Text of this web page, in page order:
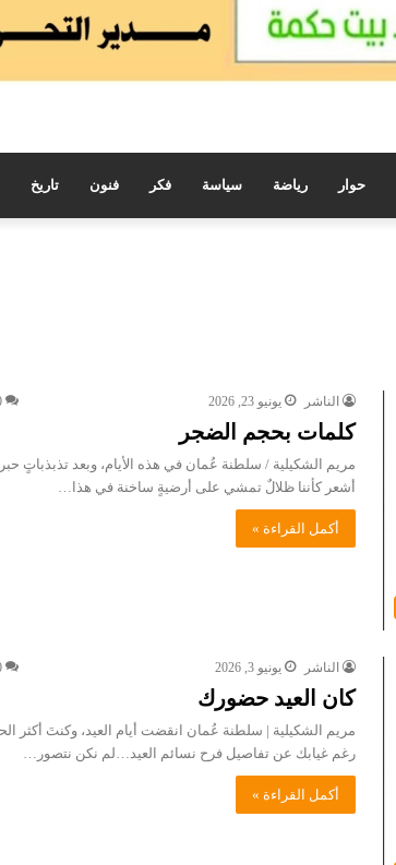
حوار رياضة سياسة فكر فنون تاريخ
الناشر يونيو 23, 2026
كلمات بحجم الضجر
مريم الشكيلية / سلطنة عُمان في هذه الأيام، وبعد تذبذباتٍ
أشعر كأننا ظلالٌ تمشي على أرضيةٍ ساخنة في هذا…
أكمل القراءة »
الناشر يونيو 3, 2026
كان العيد حضورك
مريم الشكيلية | سلطنة عُمان انقضت أيام العيد، وكنتَ أكثر
رغم غيابك عن تفاصيل فرح نسائم العيد…لم نكن نتصور…
أكمل القراءة »